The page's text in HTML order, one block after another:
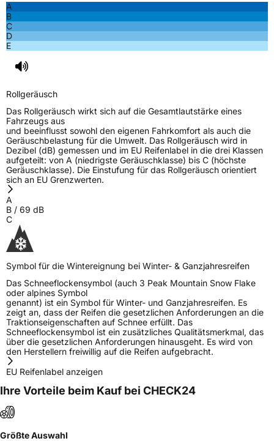
A
B
C
D
E
Rollgeräusch
Das Rollgeräusch wirkt sich auf die Gesamtlautstärke eines
Fahrzeugs aus
und beeinflusst sowohl den eigenen Fahrkomfort als auch die
Geräuschbelastung für die Umwelt. Das Rollgeräusch wird in
Dezibel (dB) gemessen und im EU Reifenlabel in die drei Klassen
aufgeteilt: von A (niedrigste Geräuschklasse) bis C (höchste
Geräuschklasse). Die Einstufung für das Rollgeräusch orientiert
sich an EU Grenzwerten.
A
B / 69 dB
C
Symbol für die Wintereignung bei Winter- & Ganzjahresreifen
Das Schneeflockensymbol (auch 3 Peak Mountain Snow Flake
oder alpines Symbol
genannt) ist ein Symbol für Winter- und Ganzjahresreifen. Es
zeigt an, dass der Reifen die gesetzlichen Anforderungen an die
Traktionseigenschaften auf Schnee erfüllt. Das
Schneeflockensymbol ist ein zusätzliches Qualitätsmerkmal, das
über die gesetzlichen Anforderungen hinausgeht. Es wird von
den Herstellern freiwillig auf die Reifen aufgebracht.
EU Reifenlabel anzeigen
Ihre Vorteile beim Kauf bei CHECK24
Größte Auswahl